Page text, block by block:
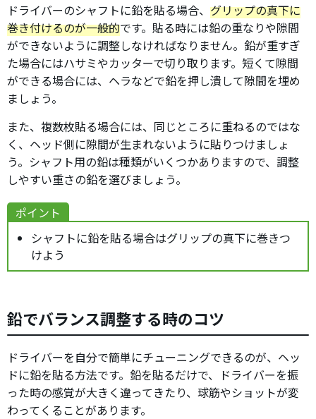
ドライバーのシャフトに鉛を貼る場合、 グリップの真下に
巻き付けるのが一般的です。貼る時には鉛の重なりや隙間
ができないように調整しなければなりません。鉛が重すぎ
た場合にはハサミやカッターで切り取ります。短くて隙間
ができる場合には、ヘラなどで鉛を押し潰して隙間を埋め
ましょう。
また、複数枚貼る場合には、同じところに重ねるのではな
く、ヘッド側に隙間が生まれないように貼りつけましょ
う。シャフト用の鉛は種類がいくつかありますので、調整
しやすい重さの鉛を選びましょう。
ポイント
シャフトに鉛を貼る場合はグリップの真下に巻きつ
けよう
鉛でバランス調整する時のコツ
ドライバーを自分で簡単にチューニングできるのが、ヘッ
ドに鉛を貼る方法です。鉛を貼るだけで、ドライバーを振
った時の感覚が大きく違ってきたり、球筋やショットが変
わってくることがあります。